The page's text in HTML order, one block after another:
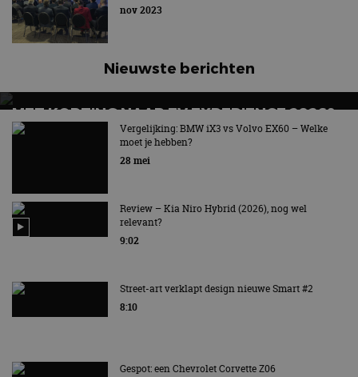
nov 2023
Nieuwste berichten
MET KORTING NAAR EV EXPERIENCE 2026?
AUTORAI REGELT HET!
EV Experience 2026 van 24 tot 26 september
Vergelijking: BMW iX3 vs Volvo EX60 – Welke
moet je hebben?
28 mei
Review – Kia Niro Hybrid (2026), nog wel
relevant?
9:02
Street-art verklapt design nieuwe Smart #2
8:10
Gespot: een Chevrolet Corvette Z06